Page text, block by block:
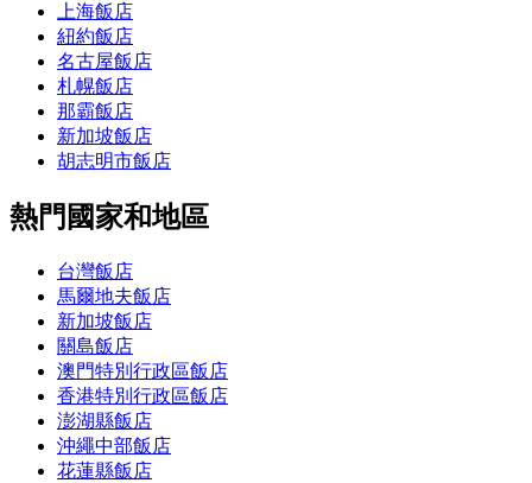
上海飯店
紐約飯店
名古屋飯店
札幌飯店
那霸飯店
新加坡飯店
胡志明市飯店
熱門國家和地區
台灣飯店
馬爾地夫飯店
新加坡飯店
關島飯店
澳門特別行政區飯店
香港特別行政區飯店
澎湖縣飯店
沖繩中部飯店
花蓮縣飯店